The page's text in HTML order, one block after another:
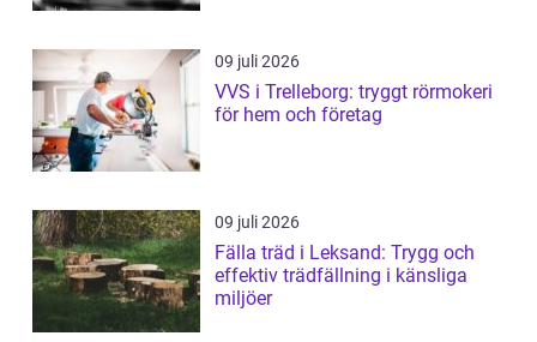
09 juli 2026
VVS i Trelleborg: tryggt rörmokeri
för hem och företag
09 juli 2026
Fälla träd i Leksand: Trygg och
effektiv trädfällning i känsliga
miljöer